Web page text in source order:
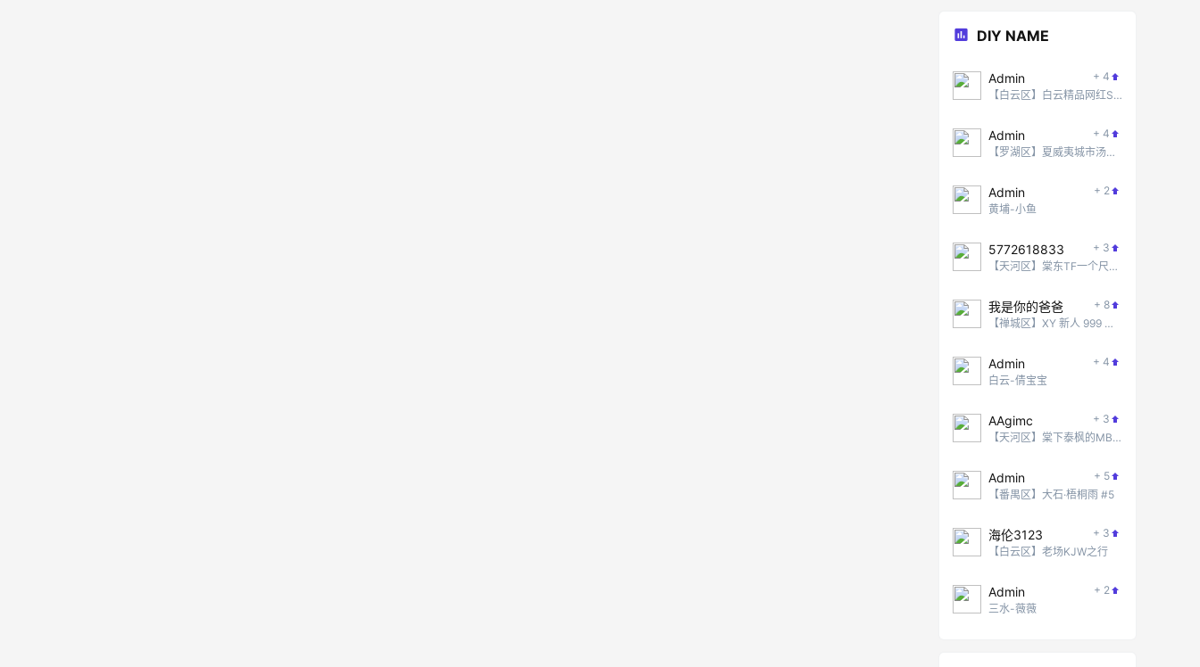
DIY NAME
Admin
+ 4
【白云区】白云精品网红SPA #5
Admin
+ 4
【罗湖区】夏威夷城市汤泉 #2
Admin
+ 2
黄埔-小鱼
5772618833
+ 3
【天河区】棠东TF一个尺度还不错的地方
我是你的爸爸
+ 8
【禅城区】XY 新人 999 无脑冲！
Admin
+ 4
白云-倩宝宝
AAgimc
+ 3
【天河区】棠下泰枫的MB项目
Admin
+ 5
【番禺区】大石·梧桐雨 #5
海伦3123
+ 3
【白云区】老场KJW之行
Admin
+ 2
三水-薇薇